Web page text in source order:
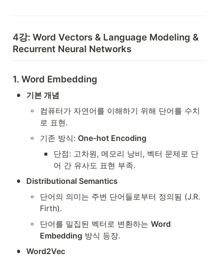
4강: Word Vectors & Language Modeling &
Recurrent Neural Networks
1. Word Embedding
• 기본 개념
◦
컴퓨터가 자연어를 이해하기 위해 단어를 수치
로 표현.
◦ 기존 방식: One-hot Encoding
▪
단점: 고차원, 메모리 낭비, 벡터 문제로 단
어 간 유사도 표현 부족.
• Distributional Semantics
◦
단어의 의미는 주변 단어들로부터 정의됨 (J.R.
Firth).
◦ 단어를 밀집된 벡터로 변환하는 Word
Embedding 방식 등장.
• Word2Vec